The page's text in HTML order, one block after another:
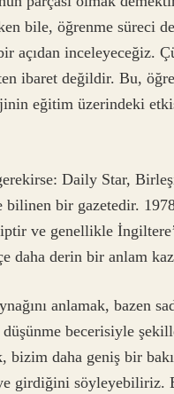
bile, öğrenme süreci
açıdan inceleyeceğiz.
ibaret değildir. Bu,
eğitim üzerindeki
Daily Star,
bir gazetedir.
ve genellikle
daha derin bir anlam
anlamak, bazen
becerisiyle
daha geniş bir
girdiğini